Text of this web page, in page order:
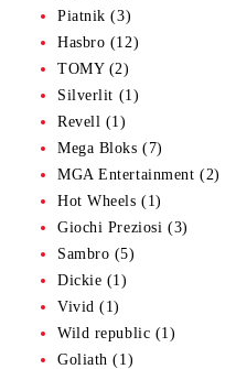
Piatnik (3)
Hasbro (12)
TOMY (2)
Silverlit (1)
Revell (1)
Mega Bloks (7)
MGA Entertainment (2)
Hot Wheels (1)
Giochi Preziosi (3)
Sambro (5)
Dickie (1)
Vivid (1)
Wild republic (1)
Goliath (1)